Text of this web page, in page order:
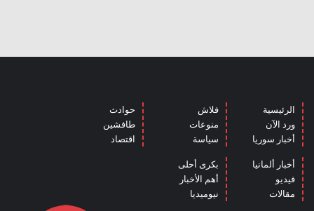
الرئيسية
ورد الآن
أخبار سوريا
فلاش
منوعات
سياسة
حوادث
طافشين
اقتصاد
أخبار ألمانيا
فيديو
مقالات
بكرى أحلى
أهم الأخبار
نيوميديا